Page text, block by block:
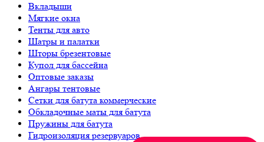
Вкладыши
Мягкие окна
Тенты для авто
Шатры и палатки
Шторы брезентовые
Купол для бассейна
Оптовые заказы
Ангары тентовые
Сетки для батута коммерческие
Обкладочные маты для батута
Пружины для батута
Гидроизоляция резервуаров